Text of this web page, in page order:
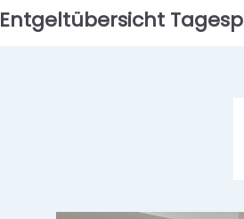
Entgeltübersicht